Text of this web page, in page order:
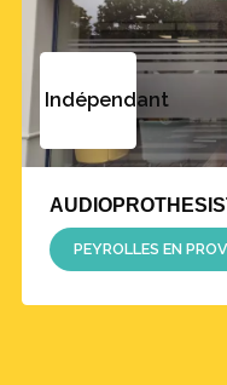
Indépendant
PEYROLLES EN